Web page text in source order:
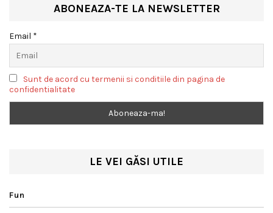
ABONEAZA-TE LA NEWSLETTER
Email *
Sunt de acord cu termenii si conditiile din pagina de
confidentialitate
LE VEI GĂSI UTILE
Fun